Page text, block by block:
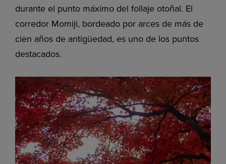
durante el punto máximo del follaje otoñal. El
corredor Momiji, bordeado por arces de más de
cien años de antigüedad, es uno de los puntos
destacados.